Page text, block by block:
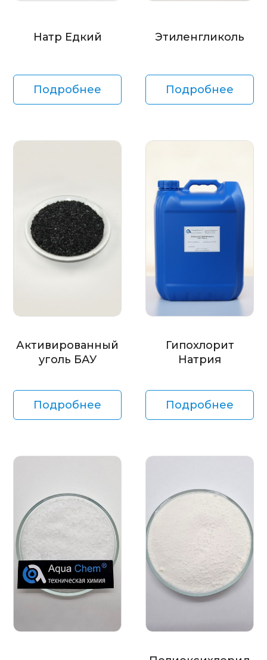
Натр Едкий
Подробнее
Этиленгликоль
Подробнее
Активированный
уголь БАУ
Подробнее
Гипохлорит
Натрия
Подробнее